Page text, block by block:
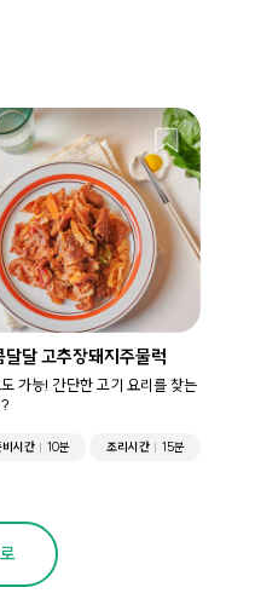
달달 고추장돼지주물럭
가능! 간단한 고기 요리를 찾는
비시간 10분 조리시간 15분